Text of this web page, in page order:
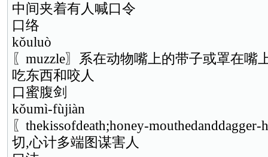
中间夹着有人喊口令
口络
kǒuluò
〖muzzle〗系在动物嘴上的带子或罩在嘴
吃东西和咬人
口蜜腹剑
kǒumì-fùjiàn
〖thekissofdeath;honey-
切,心计多端图谋害人